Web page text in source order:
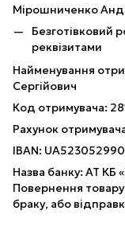
Мірошниченко
Безготівковий
реквізитами
Найменування
Сергійович
Код отримувача:
Рахунок
IBAN:
Назва банку: АТ КБ
Повернення
браку, або